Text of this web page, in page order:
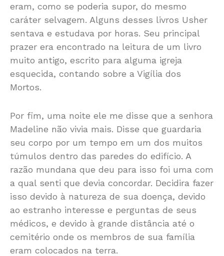
eram, como se poderia supor, do mesmo
caráter selvagem. Alguns desses livros Usher
sentava e estudava por horas. Seu principal
prazer era encontrado na leitura de um livro
muito antigo, escrito para alguma igreja
esquecida, contando sobre a Vigília dos
Mortos.
Por fim, uma noite ele me disse que a senhora
Madeline não vivia mais. Disse que guardaria
seu corpo por um tempo em um dos muitos
túmulos dentro das paredes do edifício. A
razão mundana que deu para isso foi uma com
a qual senti que devia concordar. Decidira fazer
isso devido à natureza de sua doença, devido
ao estranho interesse e perguntas de seus
médicos, e devido à grande distância até o
cemitério onde os membros de sua família
eram colocados na terra.